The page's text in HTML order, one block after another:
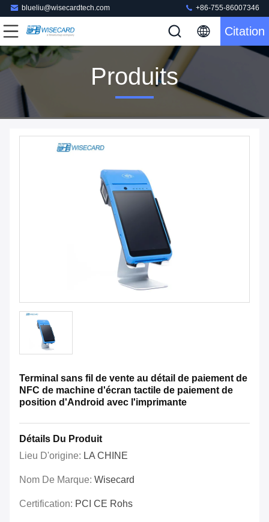
blueliu@wisecardtech.com +86-755-86007346
Citation
Produits
Terminal sans fil de vente au détail de paiement de
NFC de machine d'écran tactile de paiement de
position d'Android avec l'imprimante
Détails Du Produit
Lieu D'origine: LA CHINE
Nom De Marque: Wisecard
Certification: PCI CE Rohs